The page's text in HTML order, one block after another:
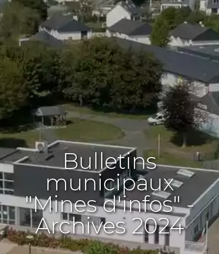
Bulletins
municipaux
"Mines d'infos" -
Archives 2024